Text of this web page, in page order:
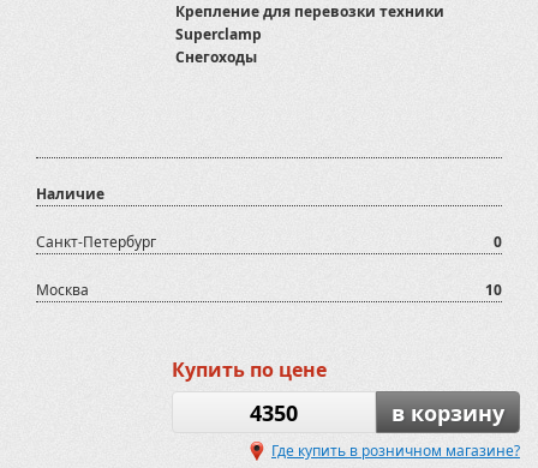
Крепление для перевозки техники
Superclamp
Снегоходы
Наличие
Санкт-Петербург 0
Москва 10
Купить по цене
4350 в корзину
Где купить в розничном магазине?